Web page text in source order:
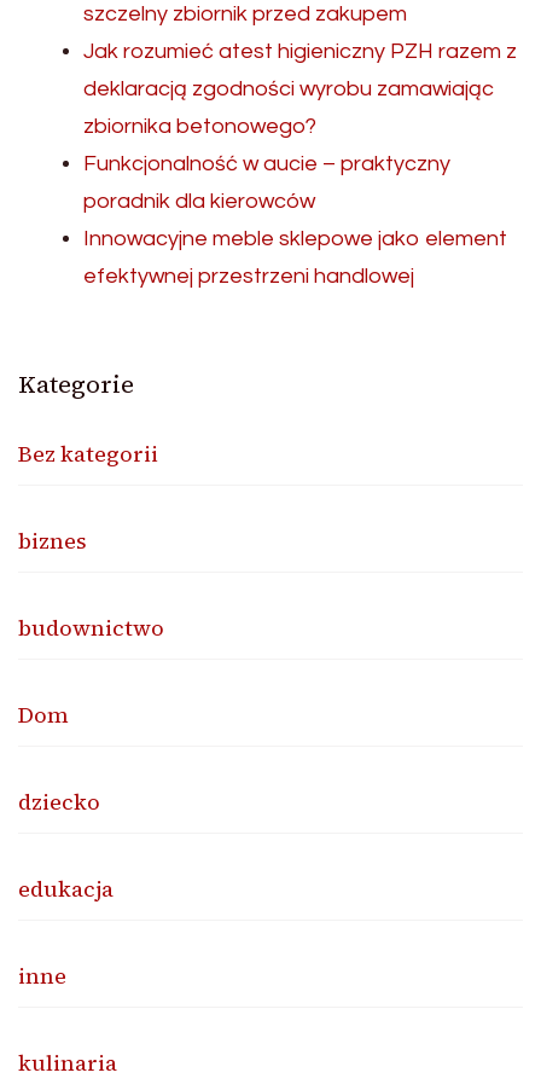
szczelny zbiornik przed zakupem
Jak rozumieć atest higieniczny PZH razem z
deklaracją zgodności wyrobu zamawiając
zbiornika betonowego?
Funkcjonalność w aucie – praktyczny
poradnik dla kierowców
Innowacyjne meble sklepowe jako element
efektywnej przestrzeni handlowej
Kategorie
Bez kategorii
biznes
budownictwo
Dom
dziecko
edukacja
inne
kulinaria